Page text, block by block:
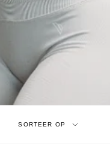
Sorteer
SORTEER OP